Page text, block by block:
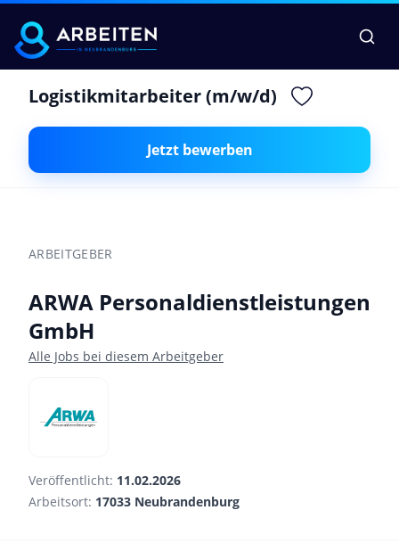
Logistikmitarbeiter (m/w/d)
Jetzt bewerben
ARBEITGEBER
ARWA Personaldienstleistungen
GmbH
Alle Jobs bei diesem Arbeitgeber
Veröffentlicht: 11.02.2026
Arbeitsort: 17033 Neubrandenburg